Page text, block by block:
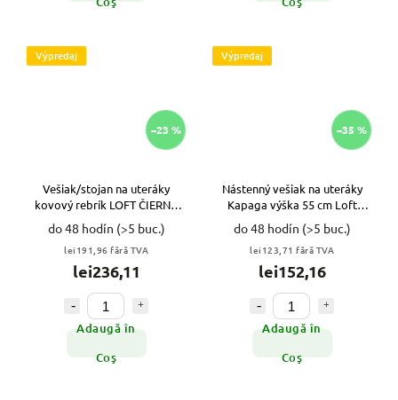
Výpredaj
–23 %
Vešiak/stojan na uteráky
kovový rebrík LOFT ČIERNY
VYPR
do 48 hodín (>5 buc.)
lei191,96 fără TVA
lei236,11
Adaugă în
Coş
Výpredaj
–35 %
Nástenný vešiak na uteráky
Kapaga výška 55 cm Loft
ČIERNY VYPR
do 48 hodín (>5 buc.)
lei123,71 fără TVA
lei152,16
Adaugă în
Coş